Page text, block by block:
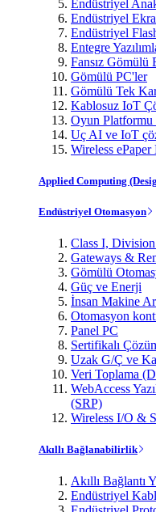
Endüstriyel
Endüstriyel
Endüstriyel
Entegre
Fansız Gömülü
Gömülü PC'ler
Gömülü Tek
Kablosuz IoT
Oyun Platformu
Uç AI ve IoT
Wireless
Applied Computing
Endüstriyel Otomasyon
Class I,
Gateways &
Gömülü
Güç ve Enerji
İnsan Makine
Otomasyon
Panel PC
Sertifikalı
Uzak G/Ç ve
Veri Toplama
WebAccess
(SRP)
Wireless I/O &
Akıllı Bağlanabilirlik
Akıllı Bağlantı
Endüstriyel